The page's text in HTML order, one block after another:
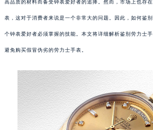
高品质的材料而备受钟表爱好者的追捧。然而，市场上也存
表，这对于消费者来说是一个非常大的问题。因此，如何鉴
个钟表爱好者必须掌握的技能。本文将详细解析鉴别劳力士
避免购买假冒伪劣的劳力士手表。